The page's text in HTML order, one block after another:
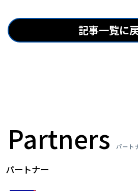
記事一覧に
Partners パート
パートナー